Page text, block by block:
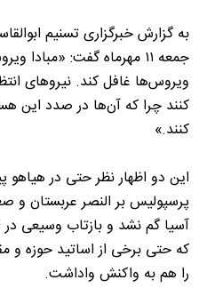
به گزارش خبرگزاری تسنیم
جمعه ۱۱ مهرماه گفت: «مبادا
ویروس‌ها غافل کند. نیرو‌های
کنند چرا که آن‌ها در صدد این
کنند.»
این دو اظهار نظر حتی در هیاهو
پرسپولیس بر النصر عربستان و
آسیا گم نشد و بازتاب وسیعی
که حتی برخی از اساتید حوزه و
را هم به واکنش واداشت.